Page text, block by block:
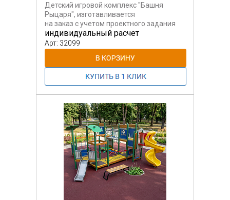
Детский игровой комплекс "Башня
Рыцаря", изготавливается
на заказ с учетом проектного задания
от
Заказчика.
индивидуальный расчет
Арт: 32099